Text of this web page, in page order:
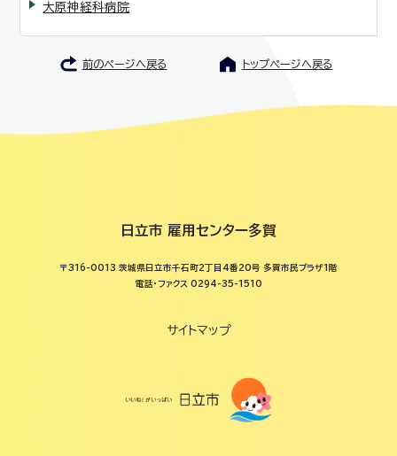
大原神経科病院
前のページへ戻る トップページへ戻る
日立市 雇用センター多賀
〒316-0013 茨城県日立市千石町2丁目4番20号 多賀市民プラザ1階
電話・ファクス 0294-35-1510
サイトマップ